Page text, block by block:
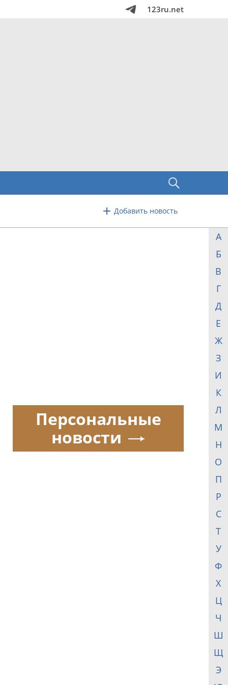
123ru.net
Добавить новость
А
Б
В
Г
Д
Е
Ж
З
И
К
Л
М
Н
О
П
Р
С
Т
У
Ф
Х
Ц
Ч
Ш
Щ
Э
Персональные
новости